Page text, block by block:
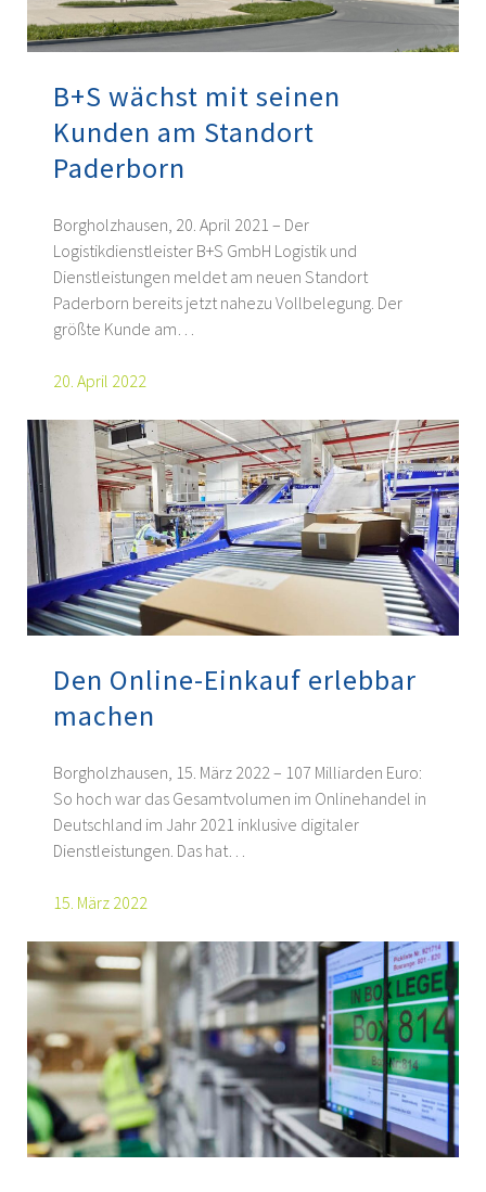
B+S wächst mit seinen
Kunden am Standort
Paderborn
Borgholzhausen, 20. April 2021 – Der
Logistikdienstleister B+S GmbH Logistik und
Dienstleistungen meldet am neuen Standort
Paderborn bereits jetzt nahezu Vollbelegung. Der
größte Kunde am…
20. April 2022
Den Online-Einkauf erlebbar
machen
Borgholzhausen, 15. März 2022 – 107 Milliarden Euro:
So hoch war das Gesamtvolumen im Onlinehandel in
Deutschland im Jahr 2021 inklusive digitaler
Dienstleistungen. Das hat…
15. März 2022